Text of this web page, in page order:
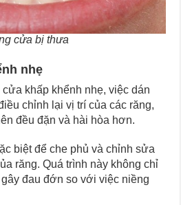
cửa bị thưa
nhẹ
khấp khểnh nhẹ, việc dán
chỉnh lại vị trí của các răng,
đều đặn và hài hòa hơn.
biệt để che phủ và chỉnh sửa
răng. Quá trình này không chỉ
đau đớn so với việc niềng